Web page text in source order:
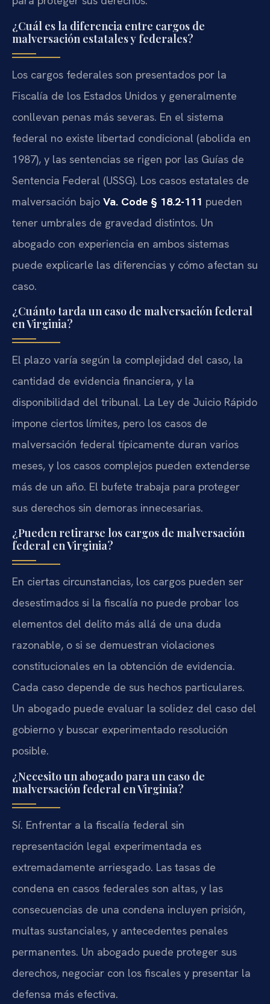
¿Cuál es la diferencia entre cargos de
malversación estatales y federales?
Los cargos federales son presentados por la
Fiscalía de los Estados Unidos y generalmente
conllevan penas más severas. En el sistema
federal no existe libertad condicional (abolida en
1987), y las sentencias se rigen por las Guías de
Sentencia Federal (USSG). Los casos estatales de
malversación bajo Va. Code § 18.2-111 pueden
tener umbrales de gravedad distintos. Un
abogado con experiencia en ambos sistemas
puede explicarle las diferencias y cómo afectan su
caso.
¿Cuánto tarda un caso de malversación federal
en Virginia?
El plazo varía según la complejidad del caso, la
cantidad de evidencia financiera, y la
disponibilidad del tribunal. La Ley de Juicio Rápido
impone ciertos límites, pero los casos de
malversación federal típicamente duran varios
meses, y los casos complejos pueden extenderse
más de un año. El bufete trabaja para proteger
sus derechos sin demoras innecesarias.
¿Pueden retirarse los cargos de malversación
federal en Virginia?
En ciertas circunstancias, los cargos pueden ser
desestimados si la fiscalía no puede probar los
elementos del delito más allá de una duda
razonable, o si se demuestran violaciones
constitucionales en la obtención de evidencia.
Cada caso depende de sus hechos particulares.
Un abogado puede evaluar la solidez del caso del
gobierno y buscar experimentado resolución
posible.
¿Necesito un abogado para un caso de
malversación federal en Virginia?
Sí. Enfrentar a la fiscalía federal sin
representación legal experimentada es
extremadamente arriesgado. Las tasas de
condena en casos federales son altas, y las
consecuencias de una condena incluyen prisión,
multas sustanciales, y antecedentes penales
permanentes. Un abogado puede proteger sus
derechos, negociar con los fiscales y presentar la
defensa más efectiva.